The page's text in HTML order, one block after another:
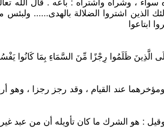
، وشراه واشتراه : باعه . قال الله
اشتروا الضلالة بالهدى......
ابتاعوا
الَّذِينَ ظَلَمُوا رِجْزًا مِّنَ السَّمَاءِ بِمَا كَانُوا
ومؤخرهما عند القيام ، وقد رجز رجزا ،
وقيل : هو الشرك ما كان تأويله أن من